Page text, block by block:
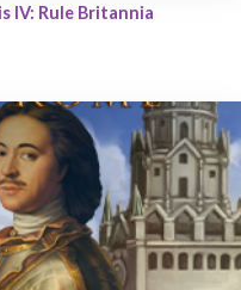
IV: Rule Britannia